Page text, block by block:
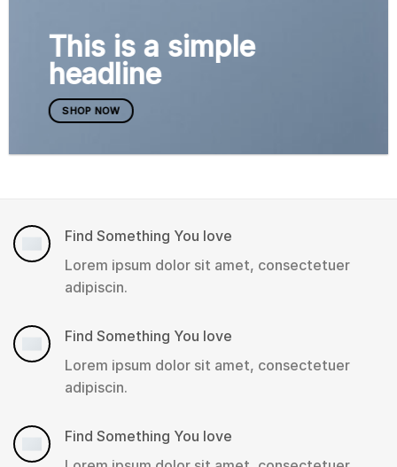
This is a simple
headline
SHOP NOW
Find Something You love
Lorem ipsum dolor sit amet, consectetuer
adipiscin.
Find Something You love
Lorem ipsum dolor sit amet, consectetuer
adipiscin.
Find Something You love